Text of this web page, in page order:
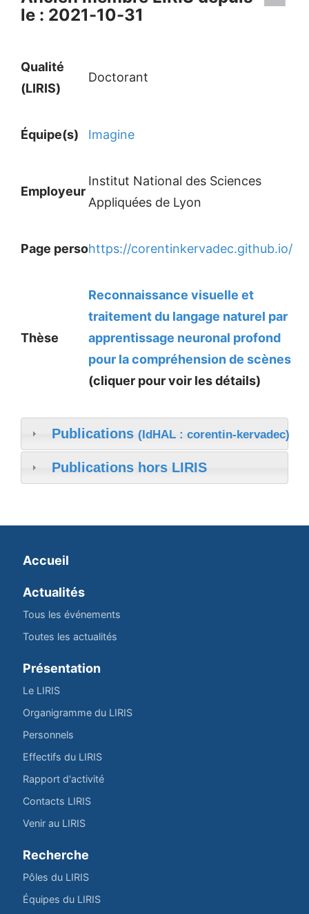
le : 2021-10-31
Qualité
(LIRIS)
Doctorant
Équipe(s) Imagine
Employeur
Institut National des Sciences
Appliquées de Lyon
Page persohttps://corentinkervadec.github.io/
Thèse
Reconnaissance visuelle et
traitement du langage naturel par
apprentissage neuronal profond
pour la compréhension de scènes
(cliquer pour voir les détails)
Publications (IdHAL : corentin-kervadec)
Publications hors LIRIS
Accueil
Actualités
Tous les événements
Toutes les actualités
Présentation
Le LIRIS
Organigramme du LIRIS
Personnels
Effectifs du LIRIS
Rapport d'activité
Contacts LIRIS
Venir au LIRIS
Recherche
Pôles du LIRIS
Équipes du LIRIS